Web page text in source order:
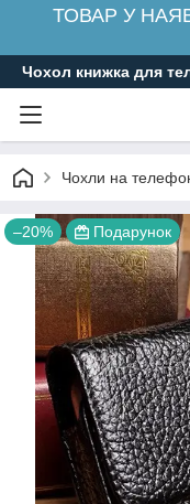
ТОВАР У
Чохол книжка для
Чохли на
–20% Подарунок